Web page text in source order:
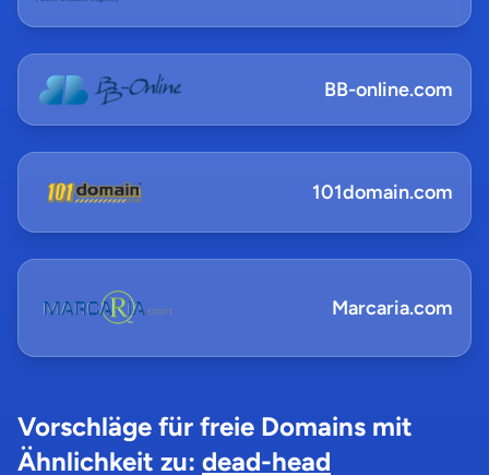
BB-online.com
101domain.com
Marcaria.com
Vorschläge für freie Domains mit
Ähnlichkeit zu: dead-head